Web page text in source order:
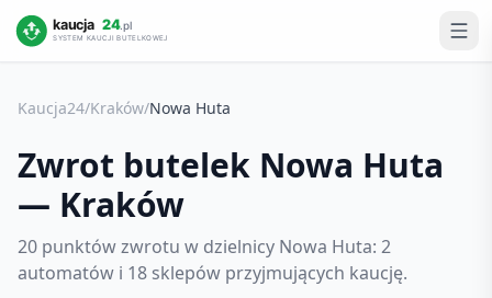
Kaucja24/Kraków/Nowa Huta
Zwrot butelek Nowa Huta
— Kraków
20 punktów zwrotu w dzielnicy Nowa Huta: 2
automatów i 18 sklepów przyjmujących kaucję.